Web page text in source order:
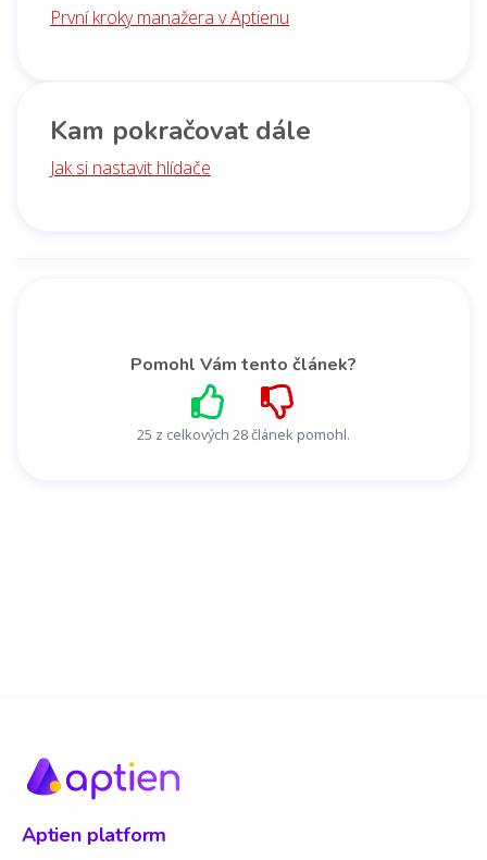
Pomohl Vám tento článek?
25 z celkových 28 článek pomohl.
První kroky manažera v Aptienu
Kam pokračovat dále
Jak si nastavit hlídače
Aptien platform